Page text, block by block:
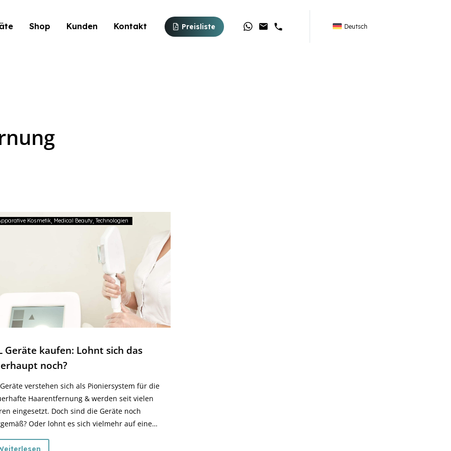
Deutsch
Shop Kunden Kontakt Preisliste
Kosmetik Medical Beauty Technologien
Geräte kaufen: Lohnt sich das
noch?
Geräte verstehen sich als Pioniersystem für die
Haarentfernung & werden seit vielen
eingesetzt. Doch sind die Geräte noch
Oder lohnt es sich vielmehr auf eine
zurückzugreifen. Im nachfolgenden Blog-